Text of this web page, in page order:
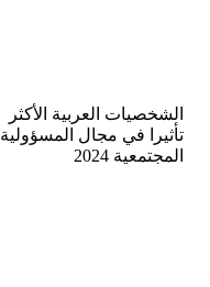
الشخصيات العربية الأكثر
تأثيرا في مجال المسؤولية
المجتمعية 2024